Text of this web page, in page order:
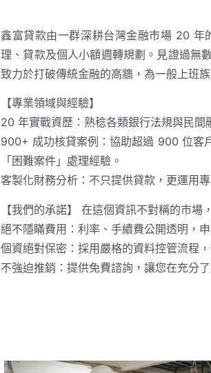
鑫富貸款由一群深耕台灣金融市場 20 年
理、貸款及個人小額週轉規劃。見證過無
致力於打破傳統金融的高牆，為一般上班
【專業領域與經驗】
20 年實戰資歷：熟稔各類銀行法規與民間
900+ 成功核貸案例：協助超過 900 位客
「困難案件」處理經驗。
客製化財務分析：不只提供貸款，更運用
【我們的承諾】 在這個資訊不對稱的市
絕不隱瞞費用：利率、手續費公開透明，
個資絕對保密：採用嚴格的資料控管流程
不強迫推銷：提供免費諮詢，讓您在充分